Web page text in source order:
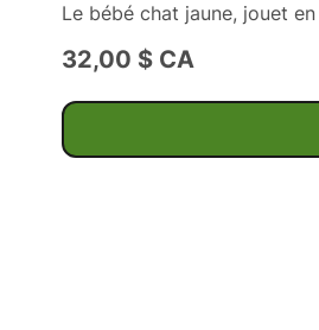
Le bébé chat jaune, jouet
32,00 $ CA